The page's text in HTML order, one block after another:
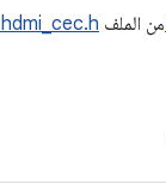
من الملف hdmi_cec.h